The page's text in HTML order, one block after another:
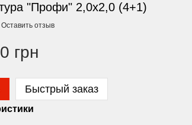
"Профи" 2,0х2,0 (4+1)
Оставить отзыв
грн
Быстрый заказ